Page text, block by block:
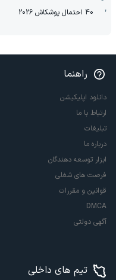
40 احتمال پوشکاش 2026
راهنما
دانلود اپلیکیشن
ارتباط با ما
تبلیغات
درباره ما
ابزار توسعه دهندگان
فرصت های شغلی
قوانین و مقررات
DMCA
آگهی دولتی
تیم های داخلی